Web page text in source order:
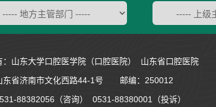
：山东大学口腔医学院（口腔医院） 山东省口腔医院
东省济南市文化西路44-1号 邮编：250012
88382056（咨询） 0531-88380001（投诉）